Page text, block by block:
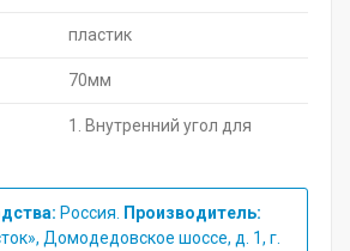
пластик
70мм
1. Внутренний угол для
Россия.
Производитель:
Домодедовское шоссе, д. 1, г.